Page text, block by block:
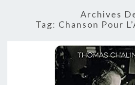
Archives
Tag: Chanson Pour